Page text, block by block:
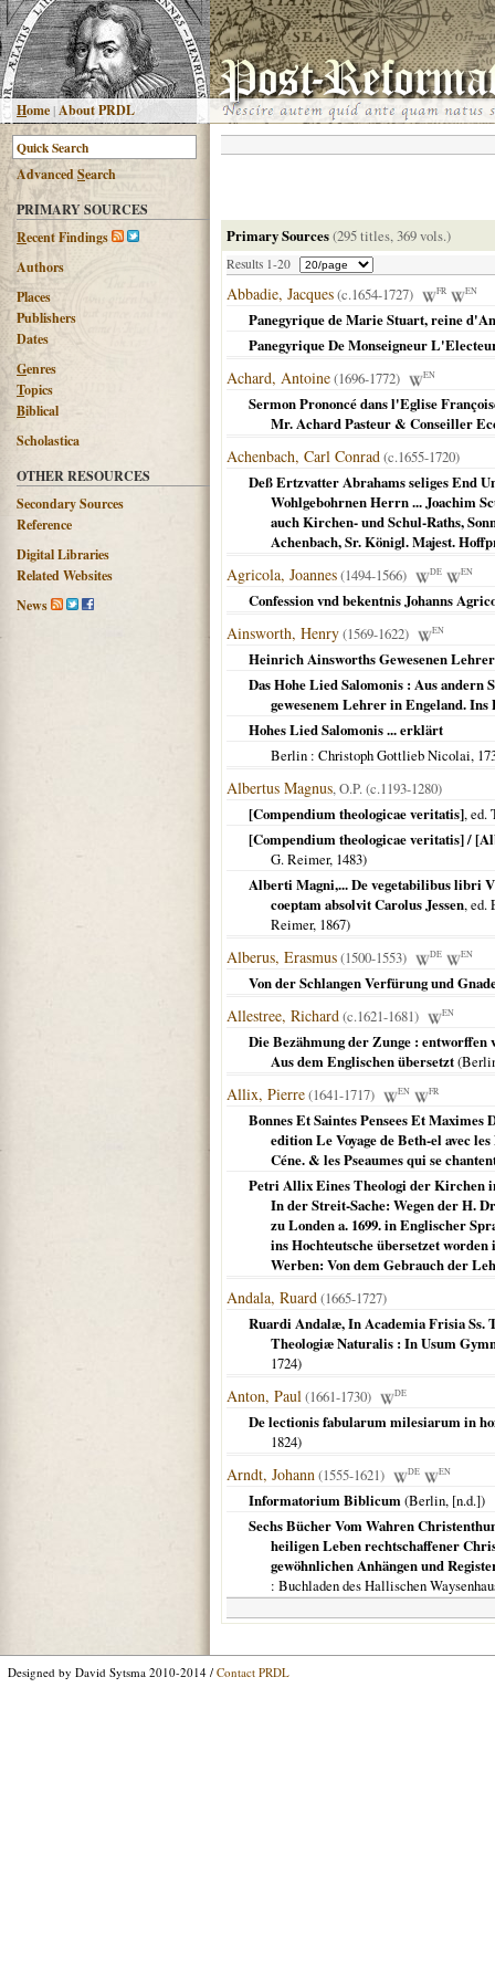
Home|About PRDL
AdvancedSearch
PRIMARY SOURCES
Recent Findings
Authors
Places
Publishers
Dates
Genres
Topics
Biblical
Scholastica
OTHER RESOURCES
Secondary Sources
Reference
Digital Libraries
Related Websites
News
Primary Sources(295 titles, 369 vols.)
Results 1-20
Abbadie, Jacques(c.1654-1727) FR EN
Panegyrique de Marie Stuart, reine
Panegyrique De Monseigneur
Achard, Antoine(1696-1772) EN
Sermon Prononcé dans l'Eglise
Mr. Achard Pasteur & Conseiller
Achenbach, Carl Conrad(c.1655-1720)
Deß Ertzvatter Abrahams seliges End
Wohlgebohrnen Herrn ... Joachim
auch Kirchen- und Schul-Raths,
Achenbach, Sr. Königl. Majest.
Agricola, Joannes(1494-1566) DE EN
Confession vnd bekentnis Johanns
Ainsworth, Henry(1569-1622) EN
Heinrich Ainsworths Gewesenen
Das Hohe Lied Salomonis : Aus
gewesenem Lehrer in Engeland. Ins
Hohes Lied Salomonis ... erklärt
Berlin : Christoph Gottlieb Nicolai,
Albertus Magnus, O.P. (c.1193-1280)
[Compendium theologicae veritatis], ed.
[Compendium theologicae veritatis] /
G. Reimer, 1483)
Alberti Magni,... De vegetabilibus libri
coeptam absolvit Carolus Jessen, ed.
Reimer, 1867)
Alberus, Erasmus(1500-1553) DE EN
Von der Schlangen Verfürung und
Allestree, Richard(c.1621-1681) EN
Die Bezähmung der Zunge : entworffen
Aus dem Englischen übersetzt(
Allix, Pierre(1641-1717) EN FR
Bonnes Et Saintes Pensees Et
edition Le Voyage de Beth-el avec
Céne. & les Pseaumes qui se
Petri Allix Eines Theologi der Kirchen
In der Streit-Sache: Wegen der H.
zu Londen a. 1699. in Englischer
ins Hochteutsche übersetzet
Werben: Von dem Gebrauch der
Andala, Ruard(1665-1727)
Ruardi Andalæ, In Academia Frisia Ss.
Theologiæ Naturalis : In Usum
1724)
Anton, Paul(1661-1730) DE
De lectionis fabularum milesiarum in
1824)
Arndt, Johann(1555-1621) DE EN
Informatorium Biblicum(Berlin, [n.d.])
Sechs Bücher Vom Wahren
heiligen Leben rechtschaffener
gewöhnlichen Anhängen und
: Buchladen des Hallischen
Designed by David Sytsma 2010-2014 / Contact PRDL